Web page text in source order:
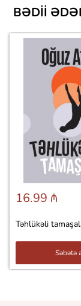
BƏDII
16.99 ₼
Təhlükəli
Səbətə